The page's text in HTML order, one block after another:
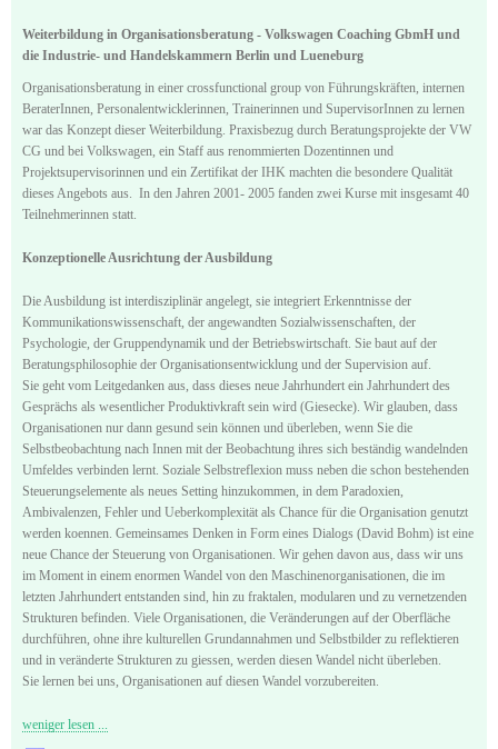
Weiterbildung in Organisationsberatung - Volkswagen Coaching GbmH und
die Industrie- und Handelskammern Berlin und Lueneburg
Organisationsberatung in einer crossfunctional group von Führungskräften, internen
BeraterInnen, Personalentwicklerinnen, Trainerinnen und SupervisorInnen zu lernen
war das Konzept dieser Weiterbildung. Praxisbezug durch Beratungsprojekte der VW
CG und bei Volkswagen, ein Staff aus renommierten Dozentinnen und
Projektsupervisorinnen und ein Zertifikat der IHK machten die besondere Qualität
dieses Angebots aus. In den Jahren 2001- 2005 fanden zwei Kurse mit insgesamt 40
Teilnehmerinnen statt.
Konzeptionelle Ausrichtung der Ausbildung
Die Ausbildung ist interdisziplinär angelegt, sie integriert Erkenntnisse der
Kommunikationswissenschaft, der angewandten Sozialwissenschaften, der
Psychologie, der Gruppendynamik und der Betriebswirtschaft. Sie baut auf der
Beratungsphilosophie der Organisationsentwicklung und der Supervision auf.
Sie geht vom Leitgedanken aus, dass dieses neue Jahrhundert ein Jahrhundert des
Gesprächs als wesentlicher Produktivkraft sein wird (Giesecke). Wir glauben, dass
Organisationen nur dann gesund sein können und überleben, wenn Sie die
Selbstbeobachtung nach Innen mit der Beobachtung ihres sich beständig wandelnden
Umfeldes verbinden lernt. Soziale Selbstreflexion muss neben die schon bestehenden
Steuerungselemente als neues Setting hinzukommen, in dem Paradoxien,
Ambivalenzen, Fehler und Ueberkomplexität als Chance für die Organisation genutzt
werden koennen. Gemeinsames Denken in Form eines Dialogs (David Bohm) ist eine
neue Chance der Steuerung von Organisationen. Wir gehen davon aus, dass wir uns
im Moment in einem enormen Wandel von den Maschinenorganisationen, die im
letzten Jahrhundert entstanden sind, hin zu fraktalen, modularen und zu vernetzenden
Strukturen befinden. Viele Organisationen, die Veränderungen auf der Oberfläche
durchführen, ohne ihre kulturellen Grundannahmen und Selbstbilder zu reflektieren
und in veränderte Strukturen zu giessen, werden diesen Wandel nicht überleben.
Sie lernen bei uns, Organisationen auf diesen Wandel vorzubereiten.
weniger lesen ...